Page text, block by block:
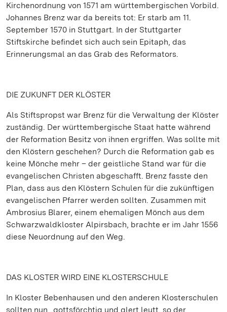
Kirchenordnung von 1571 am württembergischen Vorbild.
Johannes Brenz war da bereits tot: Er starb am 11.
September 1570 in Stuttgart. In der Stuttgarter
Stiftskirche befindet sich auch sein Epitaph, das
Erinnerungsmal an das Grab des Reformators.
DIE ZUKUNFT DER KLÖSTER
Als Stiftspropst war Brenz für die Verwaltung der Klöster
zuständig. Der württembergische Staat hatte während
der Reformation Besitz von ihnen ergriffen. Was sollte mit
den Klöstern geschehen? Durch die Reformation gab es
keine Mönche mehr – der geistliche Stand war für die
evangelischen Christen abgeschafft. Brenz fasste den
Plan, dass aus den Klöstern Schulen für die zukünftigen
evangelischen Pfarrer werden sollten. Zusammen mit
Ambrosius Blarer, einem ehemaligen Mönch aus dem
Schwarzwaldkloster Alpirsbach, brachte er im Jahr 1556
diese Neuordnung auf den Weg.
DAS KLOSTER WIRD EINE KLOSTERSCHULE
In Kloster Bebenhausen und den anderen Klosterschulen
sollten nun „gottsförchtig und glert leutt, so der